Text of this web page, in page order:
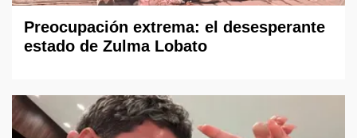
Preocupación extrema: el desesperante
estado de Zulma Lobato